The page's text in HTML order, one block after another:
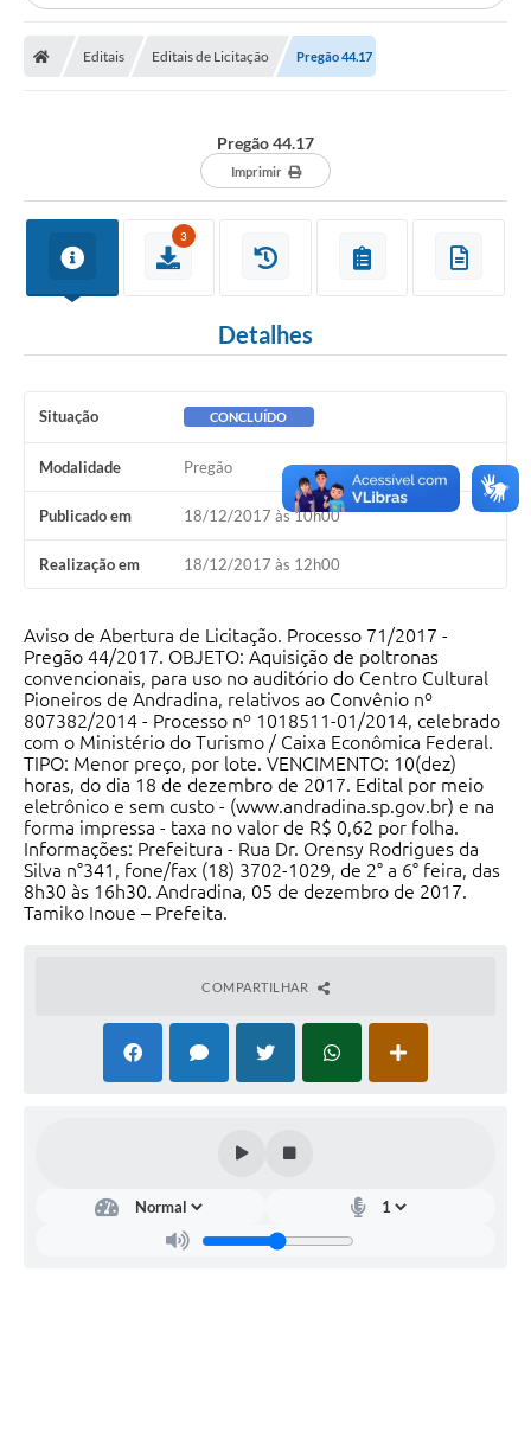
Editais Editais de Licitação Pregão 44.17
Pregão 44.17
Imprimir
3
Detalhes
Situação CONCLUÍDO
Modalidade Pregão
Publicado em 18/12/2017 às 10h00
Realização em 18/12/2017 às 12h00
Aviso de Abertura de Licitação. Processo 71/2017 -
Pregão 44/2017. OBJETO: Aquisição de poltronas
convencionais, para uso no auditório do Centro Cultural
Pioneiros de Andradina, relativos ao Convênio nº
807382/2014 - Processo nº 1018511-01/2014, celebrado
com o Ministério do Turismo / Caixa Econômica Federal.
TIPO: Menor preço, por lote. VENCIMENTO: 10(dez)
horas, do dia 18 de dezembro de 2017. Edital por meio
eletrônico e sem custo - (www.andradina.sp.gov.br) e na
forma impressa - taxa no valor de R$ 0,62 por folha.
Informações: Prefeitura - Rua Dr. Orensy Rodrigues da
Silva n°341, fone/fax (18) 3702-1029, de 2° a 6° feira, das
8h30 às 16h30. Andradina, 05 de dezembro de 2017.
Tamiko Inoue – Prefeita.
COMPARTILHAR